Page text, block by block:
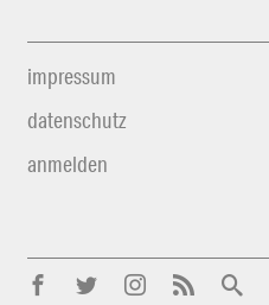
impressum
datenschutz
anmelden